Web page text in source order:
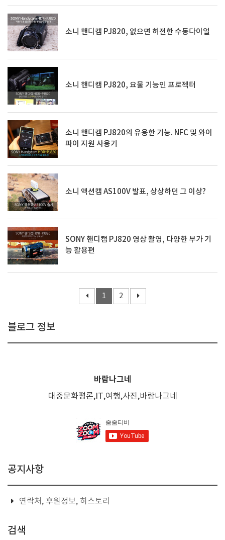
소니 핸디캠 PJ820, 없으면 허전한 수동다이얼
소니 핸디캠 PJ820, 요물 기능인 프로젝터
소니 핸디캠 PJ820의 유용한 기능. NFC 및 와이
파이 지원 사용기
소니 액션캠 AS100V 발표, 상상하던 그 이상?
SONY 핸디캠 PJ820 영상 촬영, 다양한 부가 기
능 활용편
1 2
블로그 정보
바람나그네
대중문화평론,IT,여행,사진,바람나그네
공지사항
연락처, 후원정보, 히스토리
검색